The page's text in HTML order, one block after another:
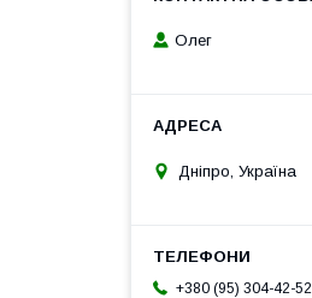
Олег
Дніпро, Україна
+380 (95) 304-42-52